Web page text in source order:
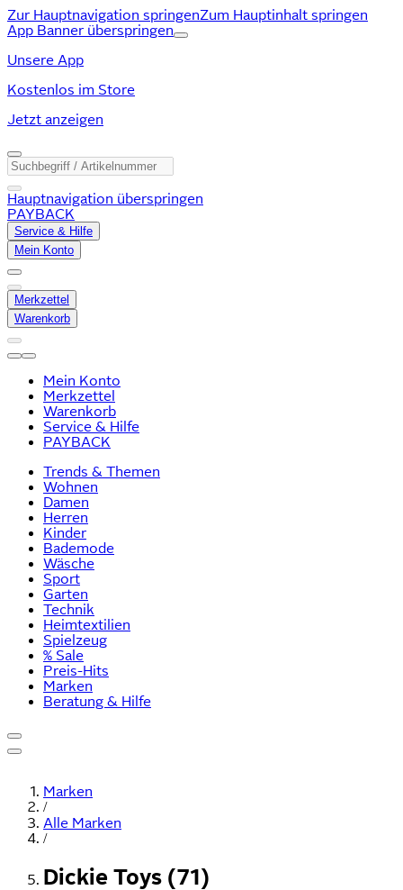
Zur Hauptnavigation springenZum Hauptinhalt springen
App Banner überspringen
Unsere App
Kostenlos im Store
Jetzt anzeigen
Hauptnavigation überspringen
PAYBACK
Service & Hilfe
Mein Konto
Merkzettel
Warenkorb
Mein Konto
Merkzettel
Warenkorb
Service & Hilfe
PAYBACK
Trends & Themen
Wohnen
Damen
Herren
Kinder
Bademode
Wäsche
Sport
Garten
Technik
Heimtextilien
Spielzeug
% Sale
Preis-Hits
Marken
Beratung & Hilfe
Marken
/
Alle Marken
/
Dickie Toys (71)